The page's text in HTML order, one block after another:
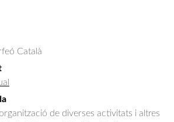
Català
de diverses activitats i altres